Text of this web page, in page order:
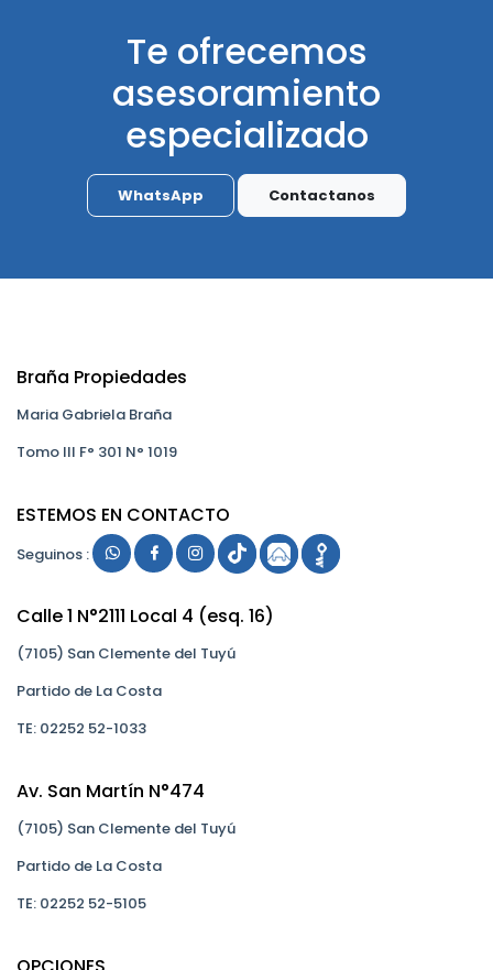
Te ofrecemos
asesoramiento
especializado
WhatsApp Contactanos
Braña Propiedades
Maria Gabriela Braña
Tomo III F° 301 N° 1019
ESTEMOS EN CONTACTO
Seguinos :
Calle 1 N°2111 Local 4 (esq. 16)
(7105) San Clemente del Tuyú
Partido de La Costa
TE: 02252 52-1033
Av. San Martín N°474
(7105) San Clemente del Tuyú
Partido de La Costa
TE: 02252 52-5105